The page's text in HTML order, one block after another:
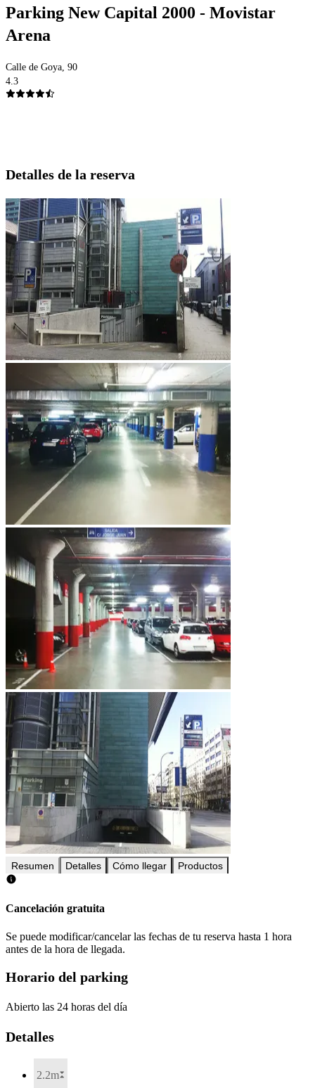
Parking New Capital 2000 - Movistar
Arena
Calle de Goya, 90
4.3
Detalles de la reserva
Resumen Detalles Cómo llegar Productos
Cancelación gratuita
Se puede modificar/cancelar las fechas de tu reserva hasta 1 hora
antes de la hora de llegada.
Horario del parking
Abierto las 24 horas del día
Detalles
2.2m